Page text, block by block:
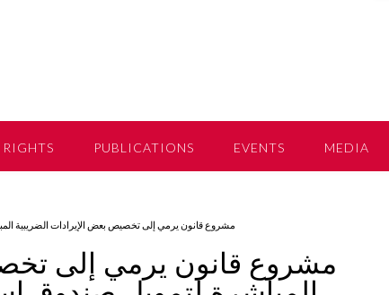
PUBLICATIONS EVENTS MEDIA
مشروع قانون يرمي إلى تخصيص بعض الإيرادات الضريبية
مشروع قانون يرمي إلى